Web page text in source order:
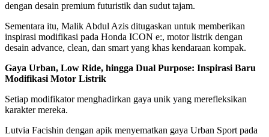
dengan desain premium futuristik dan sudut tajam.
Sementara itu, Malik Abdul Azis ditugaskan untuk memberikan
inspirasi modifikasi pada Honda ICON e:, motor listrik dengan
desain advance, clean, dan smart yang khas kendaraan kompak.
Gaya Urban, Low Ride, hingga Dual Purpose: Inspirasi Baru
Modifikasi Motor Listrik
Setiap modifikator menghadirkan gaya unik yang merefleksikan
karakter mereka.
Lutvia Facishin dengan apik menyematkan gaya Urban Sport pada